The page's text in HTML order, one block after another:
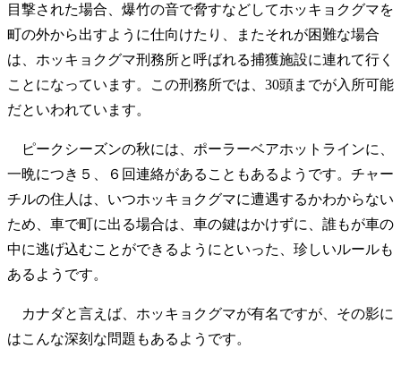
目撃された場合、爆竹の音で脅すなどしてホッキョクグマを
町の外から出すように仕向けたり、またそれが困難な場合
は、ホッキョクグマ刑務所と呼ばれる捕獲施設に連れて行く
ことになっています。この刑務所では、30頭までが入所可能
だといわれています。
ピークシーズンの秋には、ポーラーベアホットラインに、
一晩につき５、６回連絡があることもあるようです。チャー
チルの住人は、いつホッキョクグマに遭遇するかわからない
ため、車で町に出る場合は、車の鍵はかけずに、誰もが車の
中に逃げ込むことができるようにといった、珍しいルールも
あるようです。
カナダと言えば、ホッキョクグマが有名ですが、その影に
はこんな深刻な問題もあるようです。